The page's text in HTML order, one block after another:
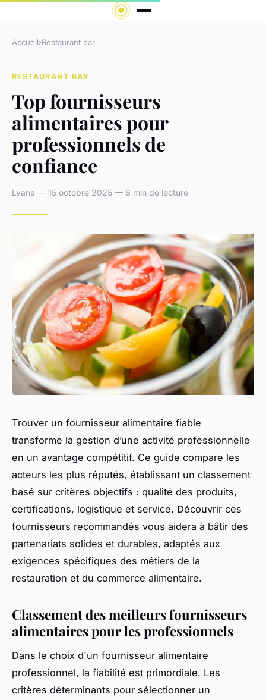
Accueil›Restaurant bar
RESTAURANT BAR
Top fournisseurs
alimentaires pour
professionnels de
confiance
Lyana — 15 octobre 2025 — 6 min de lecture
Trouver un fournisseur alimentaire fiable
transforme la gestion d’une activité professionnelle
en un avantage compétitif. Ce guide compare les
acteurs les plus réputés, établissant un classement
basé sur critères objectifs : qualité des produits,
certifications, logistique et service. Découvrir ces
fournisseurs recommandés vous aidera à bâtir des
partenariats solides et durables, adaptés aux
exigences spécifiques des métiers de la
restauration et du commerce alimentaire.
Classement des meilleurs fournisseurs
alimentaires pour les professionnels
Dans le choix d'un fournisseur alimentaire
professionnel, la fiabilité est primordiale. Les
critères déterminants pour sélectionner un